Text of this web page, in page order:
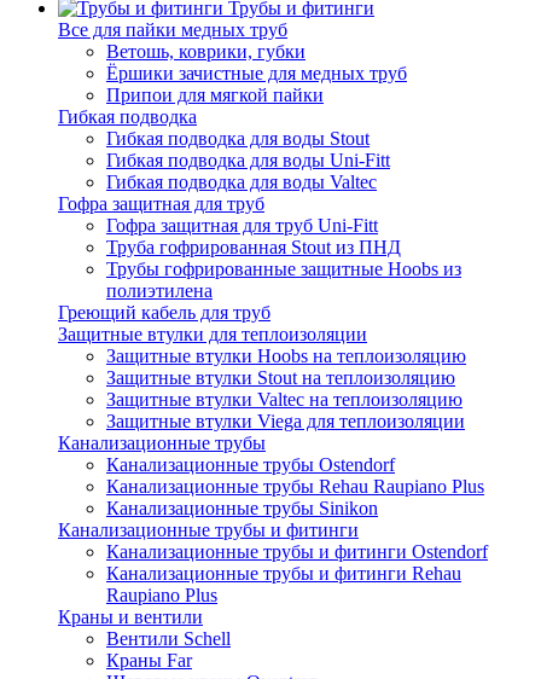
Трубы и фитинги
Все для пайки медных труб
Ветошь, коврики, губки
Ёршики зачистные для медных труб
Припои для мягкой пайки
Гибкая подводка
Гибкая подводка для воды Stout
Гибкая подводка для воды Uni-Fitt
Гибкая подводка для воды Valtec
Гофра защитная для труб
Гофра защитная для труб Uni-Fitt
Труба гофрированная Stout из ПНД
Трубы гофрированные защитные Hoobs из
полиэтилена
Греющий кабель для труб
Защитные втулки для теплоизоляции
Защитные втулки Hoobs на теплоизоляцию
Защитные втулки Stout на теплоизоляцию
Защитные втулки Valtec на теплоизоляцию
Защитные втулки Viega для теплоизоляции
Канализационные трубы
Канализационные трубы Ostendorf
Канализационные трубы Rehau Raupiano Plus
Канализационные трубы Sinikon
Канализационные трубы и фитинги
Канализационные трубы и фитинги Ostendorf
Канализационные трубы и фитинги Rehau
Raupiano Plus
Краны и вентили
Вентили Schell
Краны Far